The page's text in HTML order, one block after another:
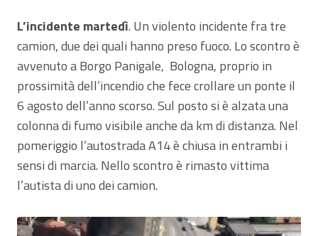
L’incidente martedì. Un violento incidente fra tre
camion, due dei quali hanno preso fuoco. Lo scontro è
avvenuto a Borgo Panigale, Bologna, proprio in
prossimità dell’incendio che fece crollare un ponte il
6 agosto dell’anno scorso. Sul posto si è alzata una
colonna di fumo visibile anche da km di distanza. Nel
pomeriggio l’autostrada A14 è chiusa in entrambi i
sensi di marcia. Nello scontro è rimasto vittima
l’autista di uno dei camion.